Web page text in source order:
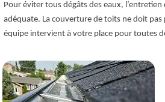
Pour éviter tous dégâts des eaux,
adéquate. La couverture de toits ne doit
équipe intervient à votre place pour toutes